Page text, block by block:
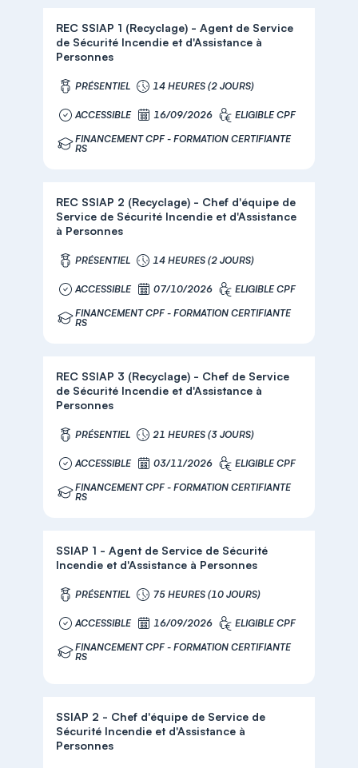
REC SSIAP 1 (Recyclage) - Agent de Service
de Sécurité Incendie et d'Assistance à
Personnes
PRÉSENTIEL 14 HEURES (2 JOURS)
ACCESSIBLE 16/09/2026
ELIGIBLE CPF
FINANCEMENT CPF - FORMATION CERTIFIANTE
RS
REC SSIAP 2 (Recyclage) - Chef d'équipe de
Service de Sécurité Incendie et d'Assistance
à Personnes
PRÉSENTIEL 14 HEURES (2 JOURS)
ACCESSIBLE 07/10/2026
ELIGIBLE CPF
FINANCEMENT CPF - FORMATION CERTIFIANTE
RS
REC SSIAP 3 (Recyclage) - Chef de Service
de Sécurité Incendie et d'Assistance à
Personnes
PRÉSENTIEL 21 HEURES (3 JOURS)
ACCESSIBLE 03/11/2026
ELIGIBLE CPF
FINANCEMENT CPF - FORMATION CERTIFIANTE
RS
SSIAP 1 - Agent de Service de Sécurité
Incendie et d'Assistance à Personnes
PRÉSENTIEL 75 HEURES (10 JOURS)
ACCESSIBLE 16/09/2026
ELIGIBLE CPF
FINANCEMENT CPF - FORMATION CERTIFIANTE
RS
SSIAP 2 - Chef d'équipe de Service de
Sécurité Incendie et d'Assistance à
Personnes